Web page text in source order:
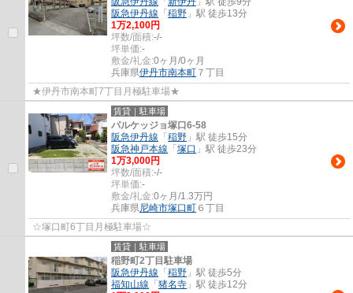
阪急伊丹線 「 稲野 」駅 徒歩13分
1万2,100円
坪数/面積:-/-
坪単価:-
敷金/礼金:0ヶ月/0ヶ月
兵庫県伊丹市南本町 ７丁目
★伊丹市南本町7丁目月極駐車場★
賃貸｜駐車場
パルケッジョ塚口6-58
阪急伊丹線 「 稲野 」駅 徒歩15分
阪急神戸本線 「 塚口 」駅 徒歩23分
1万3,000円
坪数/面積:-/-
坪単価:-
敷金/礼金:0ヶ月/1.3万円
兵庫県尼崎市塚口町 ６丁目
☆塚口町6丁目月極駐車場☆
賃貸｜駐車場
稲野町2丁目駐車場
阪急伊丹線 「 稲野 」駅 徒歩5分
福知山線 「 猪名寺 」駅 徒歩12分